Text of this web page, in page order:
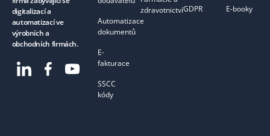
digitalizací a
automatizací ve
výrobních a
obchodních firmách.
Automatizace
dokumentů
E-
fakturace
SSCC
kódy
zdravotnictvíGDPR
E-booky